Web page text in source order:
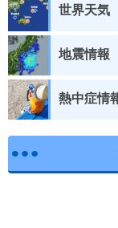
世界天気
地震情報
熱中症情